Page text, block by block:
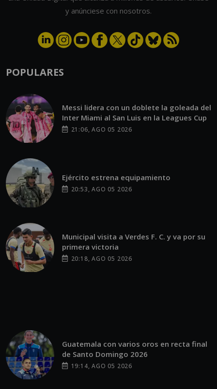
y anúnciese con nosotros.
POPULARES
Messi lidera con un doblete la goleada del
Inter Miami al San Luis en la Leagues Cup
21:06, AGO 05 2026
Ejército estrena equipamiento
20:53, AGO 05 2026
Municipal visita a Verdes F. C. y va por su
primera victoria
20:18, AGO 05 2026
Guatemala con varios oros en recta final
de Santo Domingo 2026
19:14, AGO 05 2026